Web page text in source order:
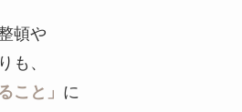
頓や
も、
こと」 に